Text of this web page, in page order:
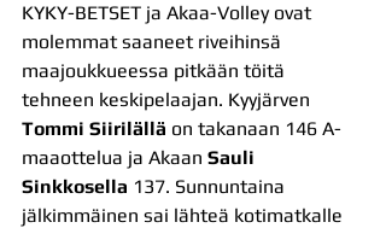
KYKY-BETSET ja Akaa-Volley ovat
molemmat saaneet riveihinsä
maajoukkueessa pitkään töitä
tehneen keskipelaajan. Kyyjärven
Tommi Siirilällä on takanaan 146 A-
maaottelua ja Akaan Sauli
Sinkkosella 137. Sunnuntaina
jälkimmäinen sai lähteä kotimatkalle